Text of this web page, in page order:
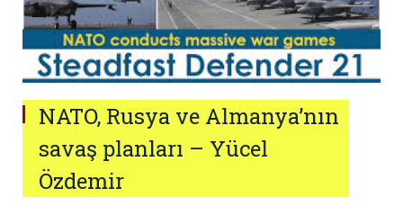
NATO, Rusya ve Almanya’nın
savaş planları – Yücel
Özdemir